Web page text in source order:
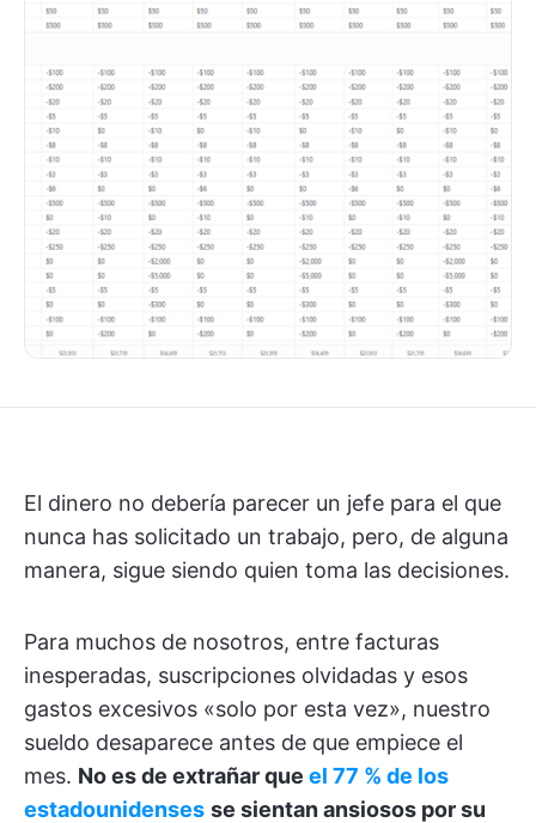
El dinero no debería parecer un jefe para el que
nunca has solicitado un trabajo, pero, de alguna
manera, sigue siendo quien toma las decisiones.
Para muchos de nosotros, entre facturas
inesperadas, suscripciones olvidadas y esos
gastos excesivos «solo por esta vez», nuestro
sueldo desaparece antes de que empiece el
mes. No es de extrañar que el 77 % de los
estadounidenses se sientan ansiosos por su